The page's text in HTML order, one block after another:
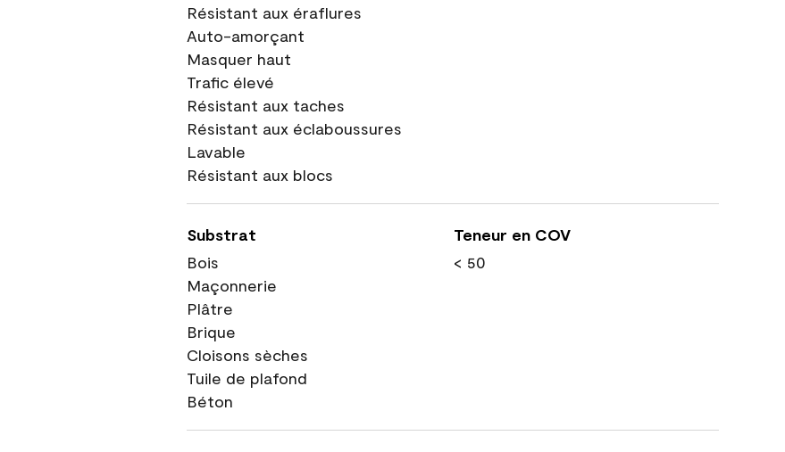
Résistant aux éraflures
Auto-amorçant
Masquer haut
Trafic élevé
Résistant aux taches
Résistant aux éclaboussures
Lavable
Résistant aux blocs
Substrat
Bois
Maçonnerie
Plâtre
Brique
Cloisons sèches
Tuile de plafond
Béton
Teneur en COV
< 50